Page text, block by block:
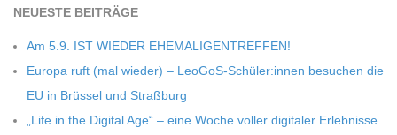
NEU­ESTE BEITRÄGE
Am 5.9. IST WIEDER EHEMALIGENTREFFEN!
Europa ruft (mal wie­der) – LeoGoS-Schüler:innen besu­chen die
EU in Brüs­sel und Straßburg
„Life in the Digi­tal Age“ – eine Woche vol­ler digi­ta­ler Erleb­nisse